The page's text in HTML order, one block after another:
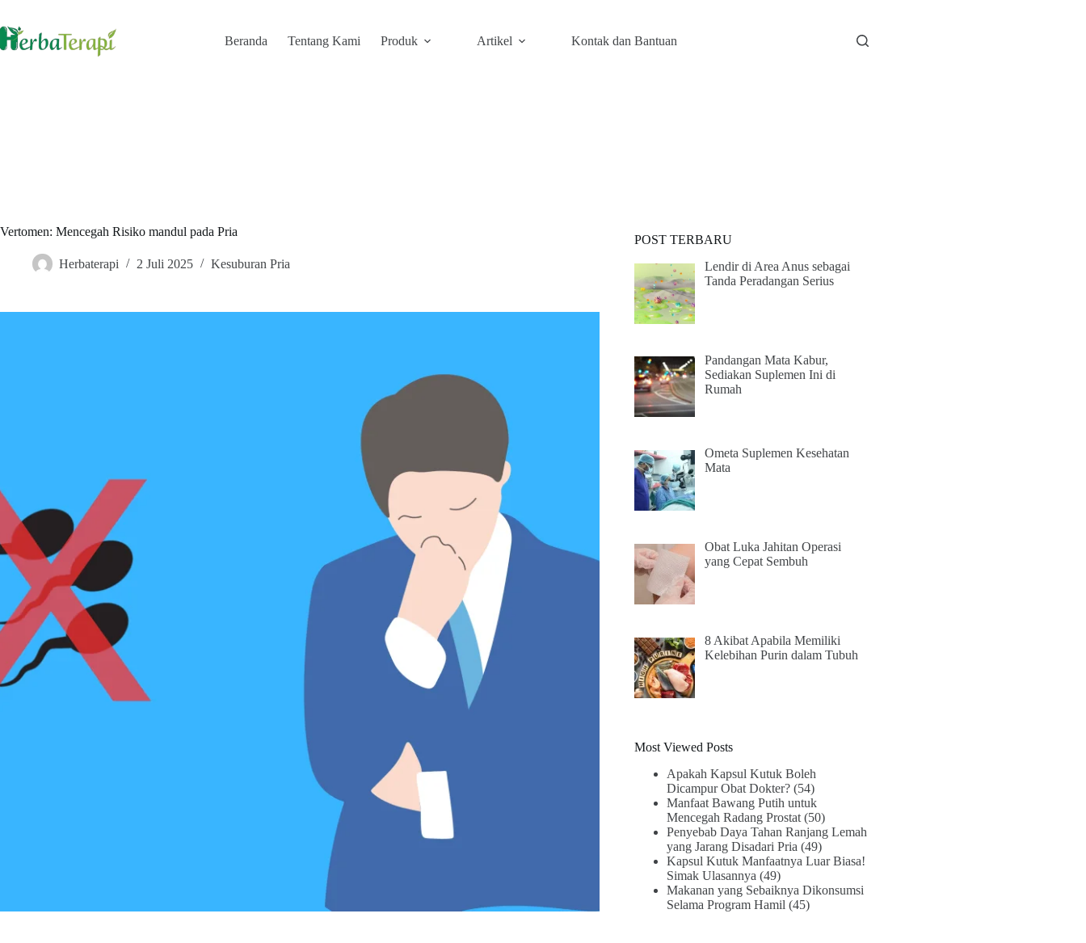
content
Beranda Tentang Kami Produk Artikel Kontak dan Bantuan
Vertomen: Mencegah Risiko mandul pada Pria
Herbaterapi 2 Juli 2025 Kesuburan Pria
POST TERBARU
Lendir di Area Anus sebagai
Tanda Peradangan Serius
Pandangan Mata Kabur,
Sediakan Suplemen Ini di
Rumah
Ometa Suplemen Kesehatan
Mata
Obat Luka Jahitan Operasi
yang Cepat Sembuh
8 Akibat Apabila Memiliki
Kelebihan Purin dalam Tubuh
Most Viewed Posts
Apakah Kapsul Kutuk Boleh
Dicampur Obat Dokter? (54)
Manfaat Bawang Putih untuk
Mencegah Radang Prostat (50)
Penyebab Daya Tahan Ranjang Lemah
yang Jarang Disadari Pria (49)
Kapsul Kutuk Manfaatnya Luar Biasa!
Simak Ulasannya (49)
Makanan yang Sebaiknya Dikonsumsi
Selama Program Hamil (45)